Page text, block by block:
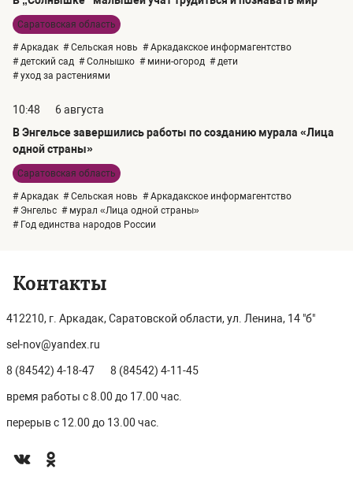
Саратовская область
# Аркадак # Сельская новь # Аркадакское информагентство
# детский сад # Солнышко # мини-огород # дети
# уход за растениями
10:48
6 августа
В Энгельсе завершились работы по созданию мурала «Лица
одной страны»
Саратовская область
# Аркадак # Сельская новь # Аркадакское информагентство
# Энгельс # мурал «Лица одной страны»
# Год единства народов России
Контакты
412210, г. Аркадак, Саратовской области, ул. Ленина, 14 "б"
sel-nov@yandex.ru
8 (84542) 4-18-47 8 (84542) 4-11-45
время работы с 8.00 до 17.00 час.
перерыв с 12.00 до 13.00 час.